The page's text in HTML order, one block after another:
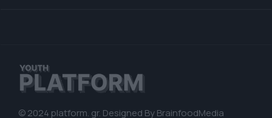
© 2024 platform. gr. Designed ByBrainfoodMedia